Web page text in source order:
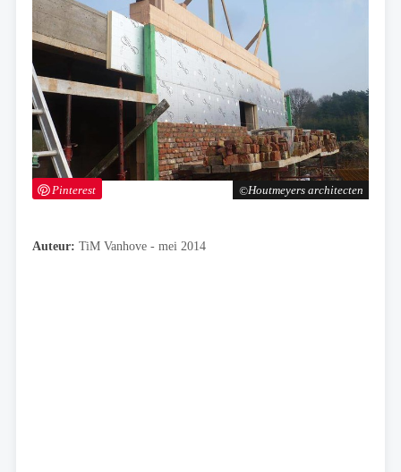
Houtmeyers architecten
Pinterest
Auteur: TiM Vanhove - mei 2014